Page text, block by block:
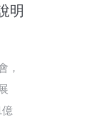
明
，
億